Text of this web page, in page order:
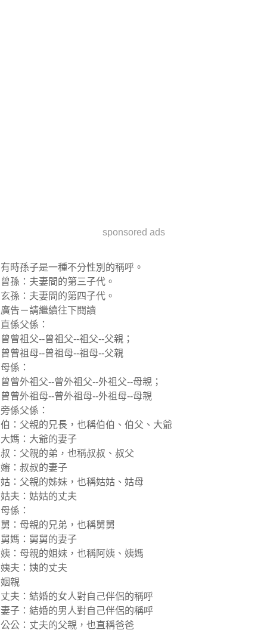
sponsored ads
有時孫子是一種不分性別的稱呼。
曾孫：夫妻間的第三子代。
玄孫：夫妻間的第四子代。
廣告－請繼續往下閱讀
直係父係：
曾曾祖父--曾祖父--祖父--父親；
曾曾祖母--曾祖母--祖母--父親
母係：
曾曾外祖父--曾外祖父--外祖父--母親；
曾曾外祖母--曾外祖母--外祖母--母親
旁係父係：
伯：父親的兄長，也稱伯伯、伯父、大爺
大媽：大爺的妻子
叔：父親的弟，也稱叔叔、叔父
嬸：叔叔的妻子
姑：父親的姊妹，也稱姑姑、姑母
姑夫：姑姑的丈夫
母係：
舅：母親的兄弟，也稱舅舅
舅媽：舅舅的妻子
姨：母親的姐妹，也稱阿姨、姨媽
姨夫：姨的丈夫
姻親
丈夫：結婚的女人對自己伴侶的稱呼
妻子：結婚的男人對自己伴侶的稱呼
公公：丈夫的父親，也直稱爸爸